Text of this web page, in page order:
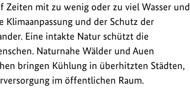
mit zu wenig oder zu viel Wasser und
und der Schutz der
Eine intakte Natur schützt die
Naturnahe Wälder und Auen
bringen Kühlung in überhitzten Städten,
im öffentlichen Raum.